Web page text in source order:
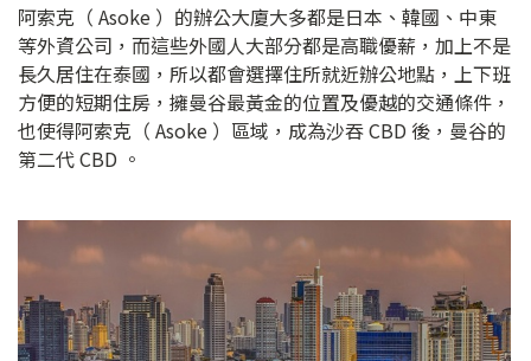
阿索克（ Asoke ）的辦公大廈大多都是日本、韓國、中東
等外資公司，而這些外國人大部分都是高職優薪，加上不是
長久居住在泰國，所以都會選擇住所就近辦公地點，上下班
方便的短期住房，擁曼谷最黃金的位置及優越的交通條件，
也使得阿索克（ Asoke ）區域，成為沙吞 CBD 後，曼谷的
第二代 CBD 。